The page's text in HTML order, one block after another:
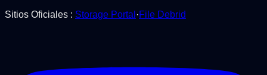
Sitios Oficiales : Storage Portal ·File Debrid